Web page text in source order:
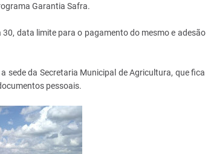
Garantia Safra.
data limite para o pagamento do mesmo e adesão
sede da Secretaria Municipal de Agricultura, que fica
pessoais.